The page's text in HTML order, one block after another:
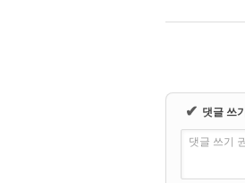
✔ 댓글 쓰
댓글 쓰기